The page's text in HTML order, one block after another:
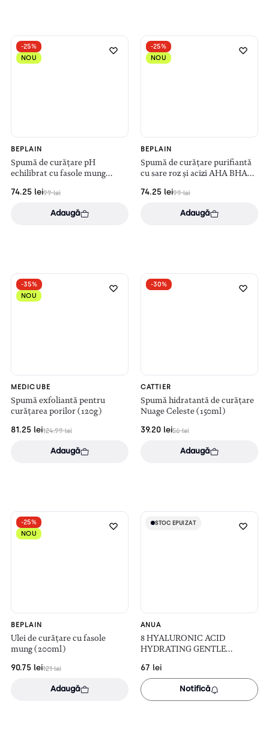
-25%
NOU
BEPLAIN
Spumă de curățare pH
echilibrat cu fasole mung
99lei
74.25 lei
Adaugă
-25%
NOU
BEPLAIN
Spumă de curățare purifiantă
cu sare roz și acizi AHA BHA
99lei
74.25 lei
Adaugă
-35%
NOU
MEDICUBE
Spumă exfoliantă pentru
curățarea porilor (120g)
124.99lei
81.25 lei
Adaugă
-30%
CATTIER
Spumă hidratantă de curățare
Nuage Celeste (150ml)
56lei
39.20 lei
Adaugă
-25%
NOU
BEPLAIN
Ulei de curățare cu fasole
mung (200ml)
121lei
90.75 lei
Adaugă
STOC EPUIZAT
STOC EPUIZAT
ANUA
8 HYALURONIC ACID
HYDRATING GENTLE
spumă de curățare blândă
(150ml)
67 lei
Notifică